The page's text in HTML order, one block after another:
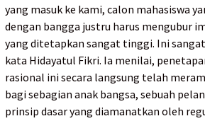
yang masuk ke kami, calon mahasiswa
dengan bangga justru harus mengubur
yang ditetapkan sangat tinggi. Ini
kata Hidayatul Fikri. Ia menilai,
rasional ini secara langsung telah
bagi sebagian anak bangsa, sebuah
prinsip dasar yang diamanatkan oleh